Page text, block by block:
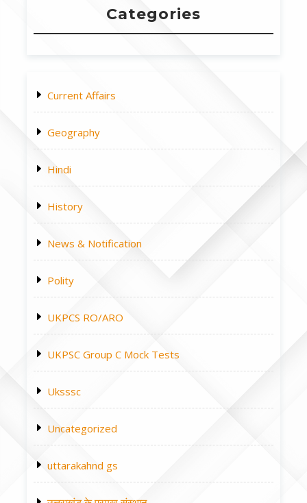
Categories
Current Affairs
Geography
Hindi
History
News & Notification
Polity
UKPCS RO/ARO
UKPSC Group C Mock Tests
Uksssc
Uncategorized
uttarakahnd gs